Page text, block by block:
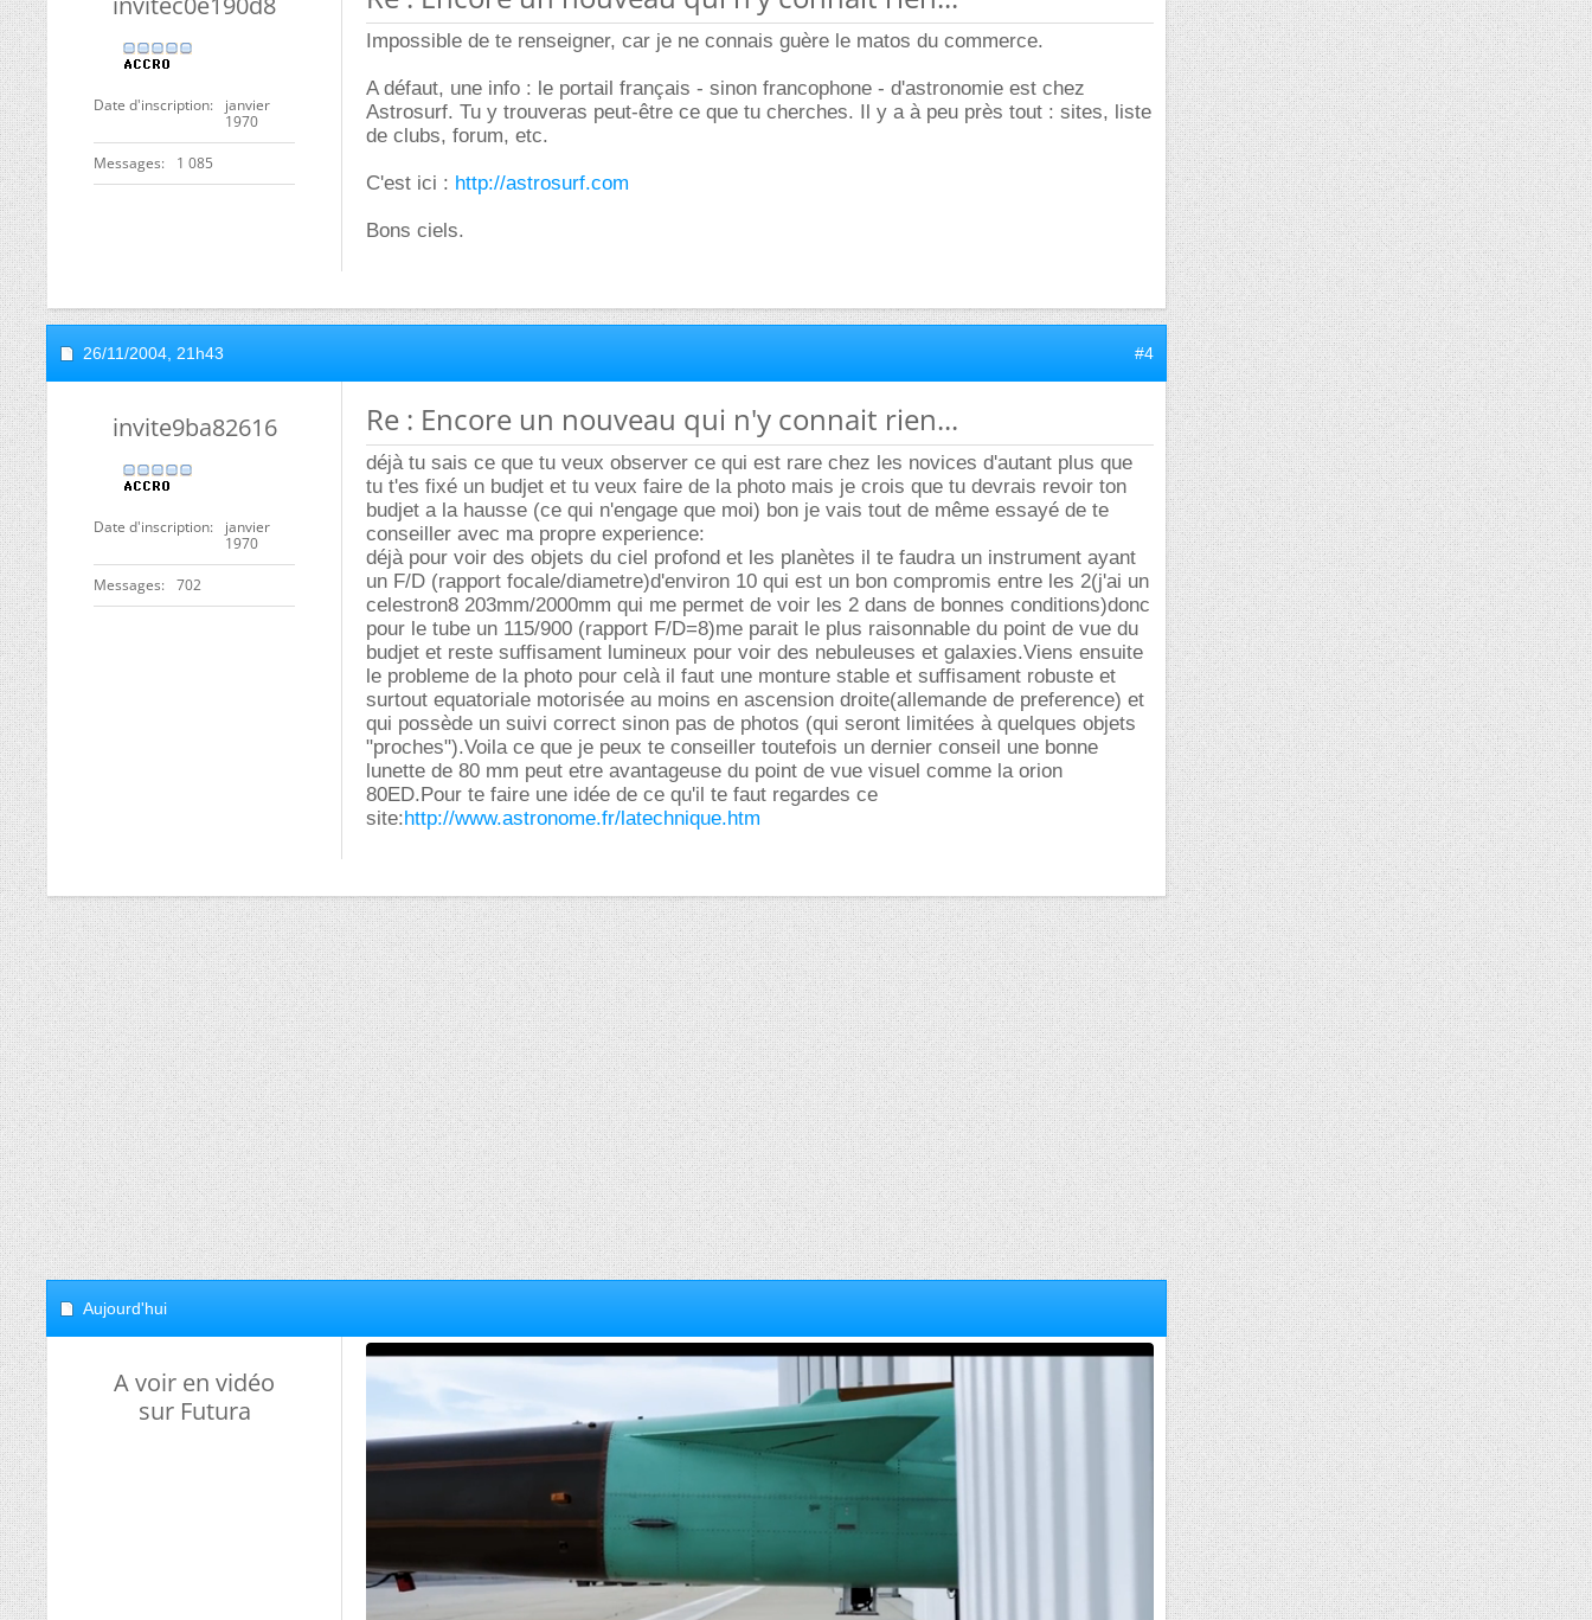
Date d'inscription
janvier
1970
Messages 1 085
Impossible de te renseigner, car je ne connais guère le matos du commerce.
A défaut, une info : le portail français - sinon francophone - d'astronomie est chez
Astrosurf. Tu y trouveras peut-être ce que tu cherches. Il y a à peu près tout : sites, liste
de clubs, forum, etc.
C'est ici : http://astrosurf.com
Bons ciels.
26/11/2004, 21h43 #4
invite9ba82616
Date d'inscription
janvier
1970
Messages 702
Re : Encore un nouveau qui n'y connait rien...
déjà tu sais ce que tu veux observer ce qui est rare chez les novices d'autant plus que
tu t'es fixé un budjet et tu veux faire de la photo mais je crois que tu devrais revoir ton
budjet a la hausse (ce qui n'engage que moi) bon je vais tout de même essayé de te
conseiller avec ma propre experience:
déjà pour voir des objets du ciel profond et les planètes il te faudra un instrument ayant
un F/D (rapport focale/diametre)d'environ 10 qui est un bon compromis entre les 2(j'ai un
celestron8 203mm/2000mm qui me permet de voir les 2 dans de bonnes conditions)donc
pour le tube un 115/900 (rapport F/D=8)me parait le plus raisonnable du point de vue du
budjet et reste suffisament lumineux pour voir des nebuleuses et galaxies.Viens ensuite
le probleme de la photo pour celà il faut une monture stable et suffisament robuste et
surtout equatoriale motorisée au moins en ascension droite(allemande de preference) et
qui possède un suivi correct sinon pas de photos (qui seront limitées à quelques objets
"proches").Voila ce que je peux te conseiller toutefois un dernier conseil une bonne
lunette de 80 mm peut etre avantageuse du point de vue visuel comme la orion
80ED.Pour te faire une idée de ce qu'il te faut regardes ce
site:http://www.astronome.fr/latechnique.htm
Aujourd'hui
A voir en vidéo
sur Futura